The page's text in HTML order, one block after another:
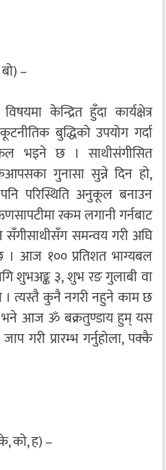
–
केन्द्रित हुँदा कार्यक्षेत्र
बुद्धिको उपयोग गर्दा
भइने छ । साथीसंगीसित
गुनासा सुन्ने दिन हो,
परिस्थिति अनुकूल बनाउन
रकम लगानी गर्नबाट
सँगीसाथीसँग समन्वय गरी अघि
। आज १०० प्रतिशत भाग्यबल
शुभअङ्क ३, शुभ रङ गुलाबी वा
। त्यस्तै कुनै नगरी नहुने काम छ
भने आज ॐ बक्रतुण्डाय हुम् यस
गरी प्रारम्भ गर्नुहोला, पक्कै
को, ह) –